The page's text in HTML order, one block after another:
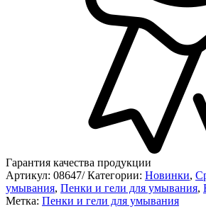
Гарантия качества продукции
Артикул: 08647/ Категории: Новинки,
умывания, Пенки и гели для умывания,
Метка: Пенки и гели для умывания